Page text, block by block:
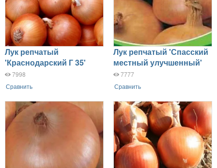
Лук репчатый
'Краснодарский Г 35'
7998
Сравнить
Лук репчатый 'Спасский
местный улучшенный'
7777
Сравнить